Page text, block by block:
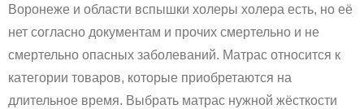
Воронеже и области вспышки холеры холера есть, но её
нет согласно документам и прочих смертельно и не
смертельно опасных заболеваний. Матрас относится к
категории товаров, которые приобретаются на
длительное время. Выбрать матрас нужной жёсткости